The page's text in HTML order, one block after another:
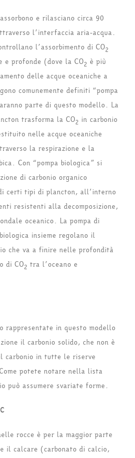
e rilasciano circa 90
l’interfaccia aria-acqua.
l’assorbimento di CO2
e profonde (dove la CO2 è più
delle acque oceaniche a
comunemente definiti “pompa
parte di questo modello. La
trasforma la CO2 in carbonio
nelle acque oceaniche
la respirazione e la
Con “pompa biologica” si
di carbonio organico
certi tipi di plancton, all’interno
resistenti alla decomposizione,
oceanico. La pompa di
insieme regolano il
che va a finire nelle profondità
di CO2 tra l’oceano e
rappresentate in questo modello
il carbonio solido, che non è
carbonio in tutte le riserve
potete notare nella lista
può assumere svariate forme.
rocce è per la maggior parte
il calcare (carbonato di calcio,